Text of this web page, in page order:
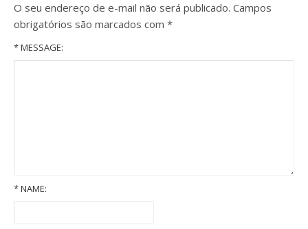
O seu endereço de e-mail não será publicado. Campos
obrigatórios são marcados com *
* MESSAGE:
*NAME: